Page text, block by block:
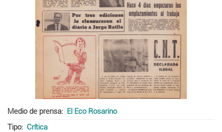
Medio de prensa
El Eco Rosarino
Tipo
Crítica